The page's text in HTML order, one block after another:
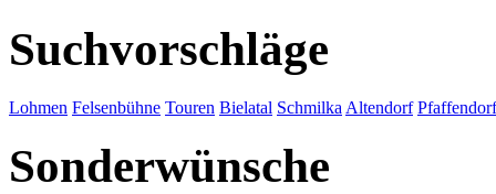
Suchvorschläge
Lohmen Felsenbühne Touren Bielatal Schmilka Altendorf Pfaffendorf
Sonderwünsche